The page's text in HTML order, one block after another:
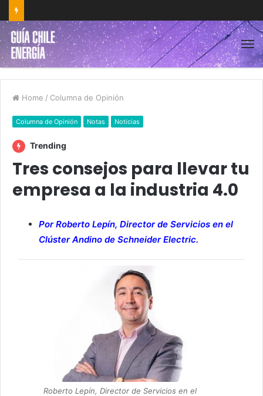
Home / Columna de Opinión
Columna de Opinión Notas Noticias
Trending
Tres consejos para llevar tu
empresa a la industria 4.0
Por Roberto Lepín, Director de Servicios en el
Clúster Andino de Schneider Electric.
Roberto Lepín, Director de Servicios en el